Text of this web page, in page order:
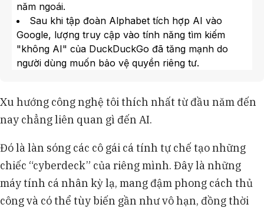
năm ngoái.
Sau khi tập đoàn Alphabet tích hợp AI vào
Google, lượng truy cập vào tính năng tìm kiếm
"không AI" của DuckDuckGo đã tăng mạnh do
người dùng muốn bảo vệ quyền riêng tư.
mục trực tuyến AI Resist List do Bà Karen Hao
đồng sáng lập.
việc sinh viên phản đối các bài phát biểu về AI là
lời cảnh tỉnh, buộc ngành công nghệ phải lắng
nghe thế hệ trẻ.
Phong trào kháng AI thể hiện phản ứng của
Gen Z nhằm bảo vệ quyền tự quyết, sự tập trung
Xu hướng công nghệ tôi thích nhất từ đầu năm đến
nay chẳng liên quan gì đến AI.
Đó là làn sóng các cô gái cá tính tự chế tạo những
chiếc “cyberdeck” của riêng mình. Đây là những
máy tính cá nhân kỳ lạ, mang đậm phong cách thủ
công và có thể tùy biến gần như vô hạn, đồng thời